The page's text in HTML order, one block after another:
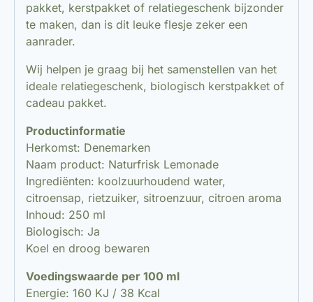
pakket, kerstpakket of relatiegeschenk bijzonder
te maken, dan is dit leuke flesje zeker een
aanrader.
Wij helpen je graag bij het samenstellen van het
ideale relatiegeschenk, biologisch kerstpakket of
cadeau pakket.
Productinformatie
Herkomst: Denemarken
Naam product: Naturfrisk Lemonade
Ingrediënten: koolzuurhoudend water,
citroensap, rietzuiker, sitroenzuur, citroen aroma
Inhoud: 250 ml
Biologisch: Ja
Koel en droog bewaren
Voedingswaarde per 100 ml
Energie: 160 KJ / 38 Kcal